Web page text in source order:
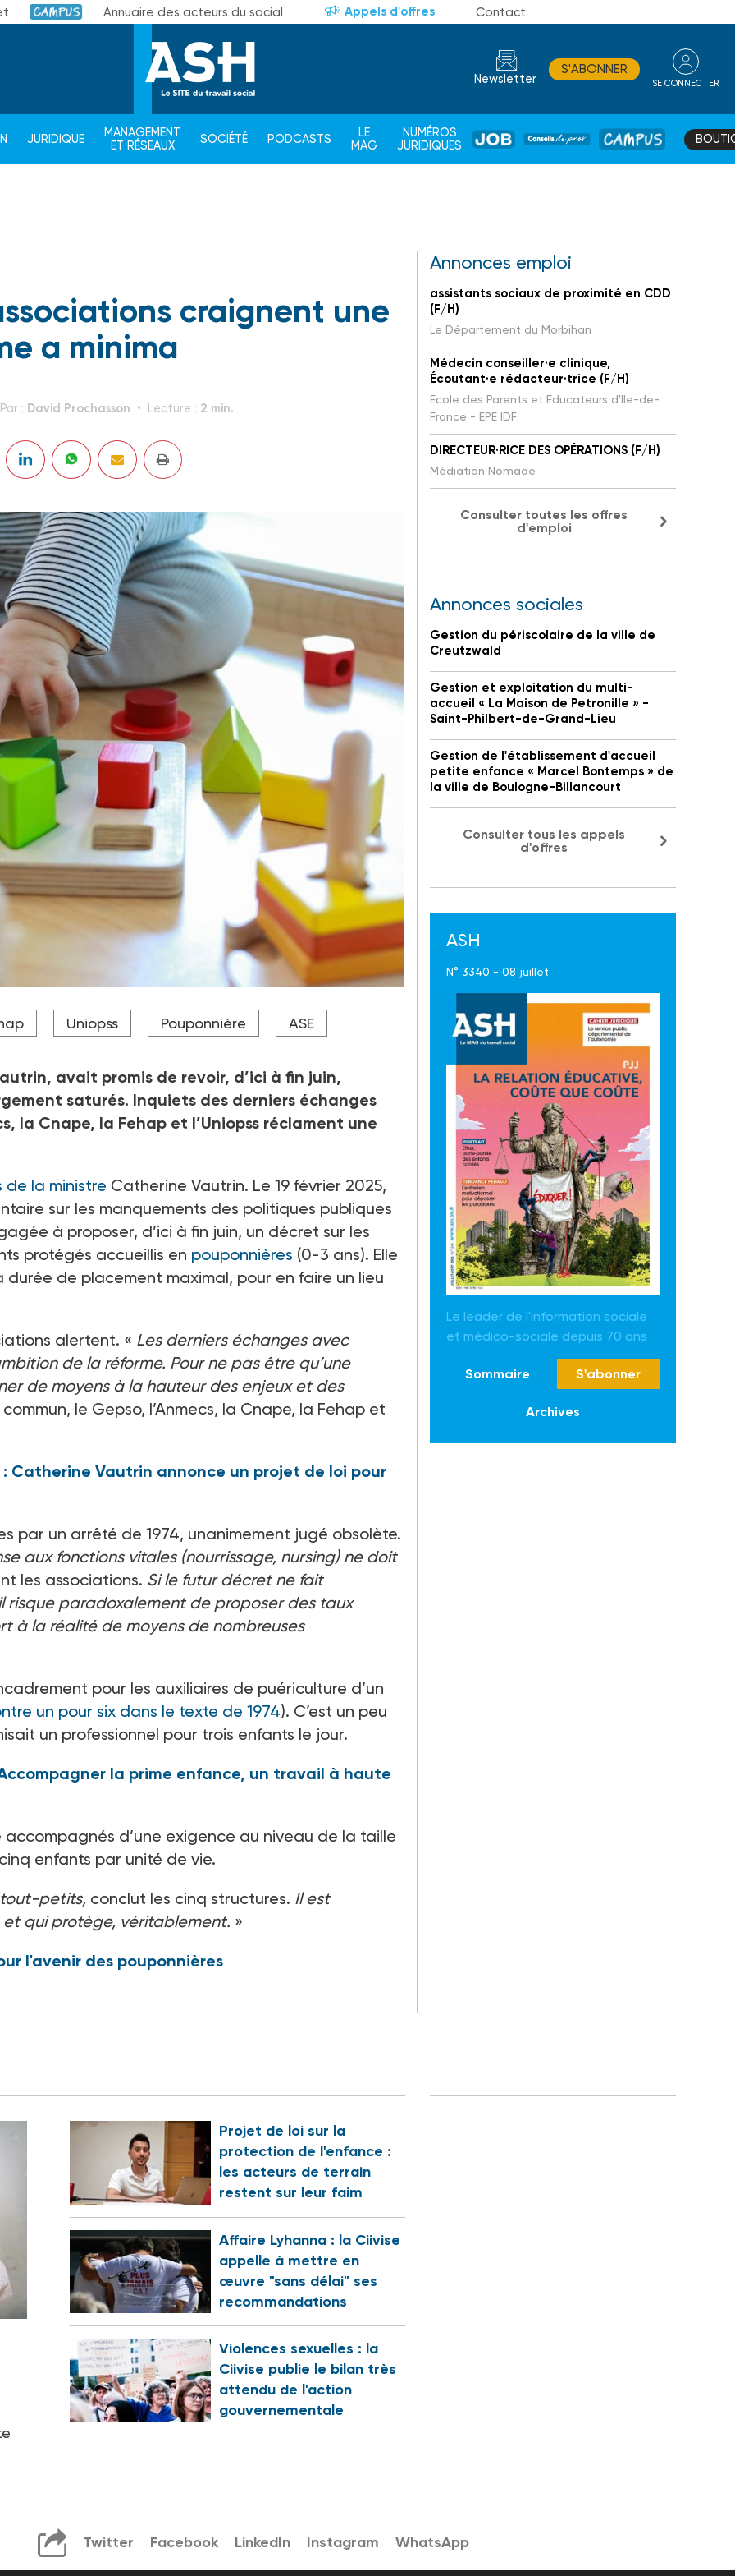
Campus Annuaire des acteurs du social Appels d'offres Contact
Newsletter
S'ABONNER
SE CONNECTER
JURIDIQUE
MANAGEMENT
ET RÉSEAUX
SOCIÉTÉ PODCASTS
LE
MAG
NUMÉROS
JURIDIQUES
JOB
DE
CAMPUS
craignent une
a minima
Par : David Prochasson Lecture : 2 min.
au sein des pouponnières, d'une auxiliaire de puériculture pour
Uniopss Pouponnière ASE
avait promis de revoir, d’ici à fin juin,
saturés. Inquiets des derniers échanges
la Cnape, la Fehap et l’Uniopss réclament une
de la ministre Catherine Vautrin. Le 19 février 2025,
sur les manquements des politiques publiques
à proposer, d’ici à fin juin, un décret sur les
protégés accueillis en pouponnières (0-3 ans). Elle
de placement maximal, pour en faire un lieu
alertent. « Les derniers échanges avec
de la réforme. Pour ne pas être qu’une
de moyens à la hauteur des enjeux et des
le Gepso, l’Anmecs, la Cnape, la Fehap et
Catherine Vautrin annonce un projet de loi pour
par un arrêté de 1974, unanimement jugé obsolète.
aux fonctions vitales (nourrissage, nursing) ne doit
les associations. Si le futur décret ne fait
risque paradoxalement de proposer des taux
à la réalité de moyens de nombreuses
pour les auxiliaires de puériculture d’un
un pour six dans le texte de 1974). C’est un peu
un professionnel pour trois enfants le jour.
la prime enfance, un travail à haute
d’une exigence au niveau de la taille
enfants par unité de vie.
tout-petits, conclut les cinq structures. Il est
et qui protège, véritablement. »
l'avenir des pouponnières
Annonces emploi
assistants sociaux de proximité en CDD
(F/H)
Le Département du Morbihan
Médecin conseiller·e clinique,
Écoutant·e rédacteur·trice (F/H)
Ecole des Parents et Educateurs d'Ile-de-
France - EPE IDF
DIRECTEUR·RICE DES OPÉRATIONS (F/H)
Médiation Nomade
Consulter toutes les offres
d'emploi
Annonces sociales
Gestion du périscolaire de la ville de
Creutzwald
Gestion et exploitation du multi-
accueil « La Maison de Petronille » -
Saint-Philbert-de-Grand-Lieu
Gestion de l'établissement d'accueil
petite enfance « Marcel Bontemps » de
la ville de Boulogne-Billancourt
Consulter tous les appels
d'offres
ASH
N° 3340 - 08 juillet
Le leader de l'information sociale
et médico-sociale depuis 70 ans
Sommaire S'abonner
Archives
Projet de loi sur la
protection de l'enfance :
les acteurs de terrain
restent sur leur faim
Affaire Lyhanna : la Ciivise
appelle à mettre en
œuvre "sans délai" ses
recommandations
Violences sexuelles : la
Ciivise publie le bilan très
attendu de l'action
gouvernementale
Twitter Facebook LinkedIn Instagram WhatsApp